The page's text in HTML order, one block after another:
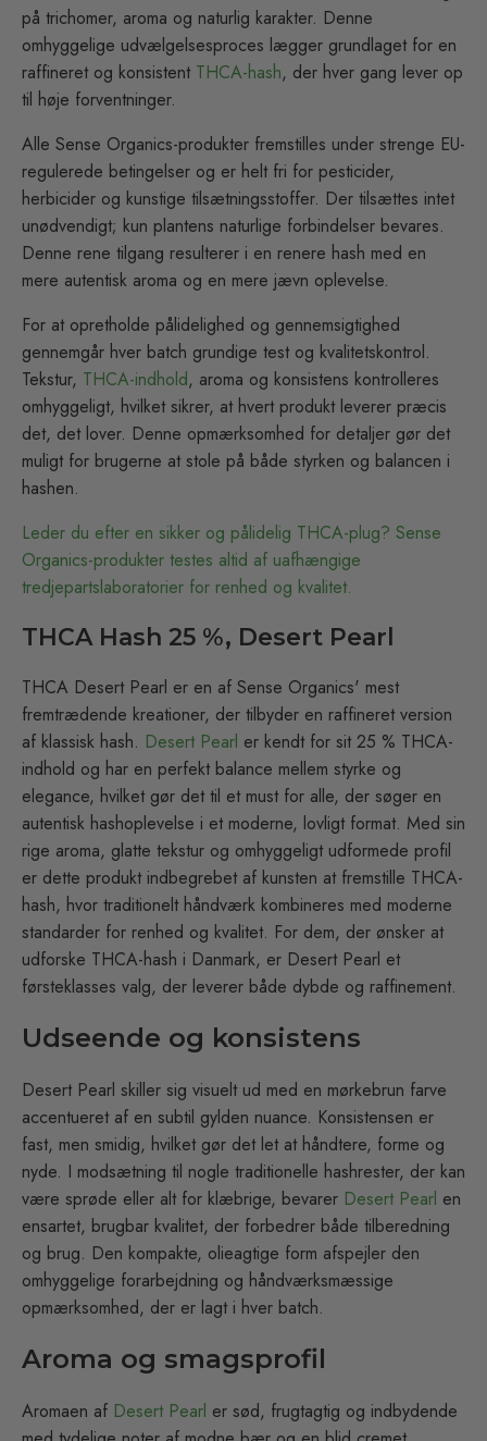
på trichomer, aroma og naturlig karakter. Denne
omhyggelige udvælgelsesproces lægger grundlaget for en
raffineret og konsistent THCA-hash, der hver gang lever op
til høje forventninger.
Alle Sense Organics-produkter fremstilles under strenge EU-
regulerede betingelser og er helt fri for pesticider,
herbicider og kunstige tilsætningsstoffer. Der tilsættes intet
unødvendigt; kun plantens naturlige forbindelser bevares.
Denne rene tilgang resulterer i en renere hash med en
mere autentisk aroma og en mere jævn oplevelse.
For at opretholde pålidelighed og gennemsigtighed
gennemgår hver batch grundige test og kvalitetskontrol.
Tekstur, THCA-indhold, aroma og konsistens kontrolleres
omhyggeligt, hvilket sikrer, at hvert produkt leverer præcis
det, det lover. Denne opmærksomhed for detaljer gør det
muligt for brugerne at stole på både styrken og balancen i
hashen.
Leder du efter en sikker og pålidelig THCA-plug? Sense
Organics-produkter testes altid af uafhængige
tredjepartslaboratorier for renhed og kvalitet.
THCA Hash 25 %, Desert Pearl
THCA Desert Pearl er en af Sense Organics' mest
fremtrædende kreationer, der tilbyder en raffineret version
af klassisk hash. Desert Pearl er kendt for sit 25 % THCA-
indhold og har en perfekt balance mellem styrke og
elegance, hvilket gør det til et must for alle, der søger en
autentisk hashoplevelse i et moderne, lovligt format. Med sin
rige aroma, glatte tekstur og omhyggeligt udformede profil
er dette produkt indbegrebet af kunsten at fremstille THCA-
hash, hvor traditionelt håndværk kombineres med moderne
standarder for renhed og kvalitet. For dem, der ønsker at
udforske THCA-hash i Danmark, er Desert Pearl et
førsteklasses valg, der leverer både dybde og raffinement.
Udseende og konsistens
Desert Pearl skiller sig visuelt ud med en mørkebrun farve
accentueret af en subtil gylden nuance. Konsistensen er
fast, men smidig, hvilket gør det let at håndtere, forme og
nyde. I modsætning til nogle traditionelle hashrester, der kan
være sprøde eller alt for klæbrige, bevarer Desert Pearl en
ensartet, brugbar kvalitet, der forbedrer både tilberedning
og brug. Den kompakte, olieagtige form afspejler den
omhyggelige forarbejdning og håndværksmæssige
opmærksomhed, der er lagt i hver batch.
Aroma og smagsprofil
Aromaen af Desert Pearl er sød, frugtagtig og indbydende